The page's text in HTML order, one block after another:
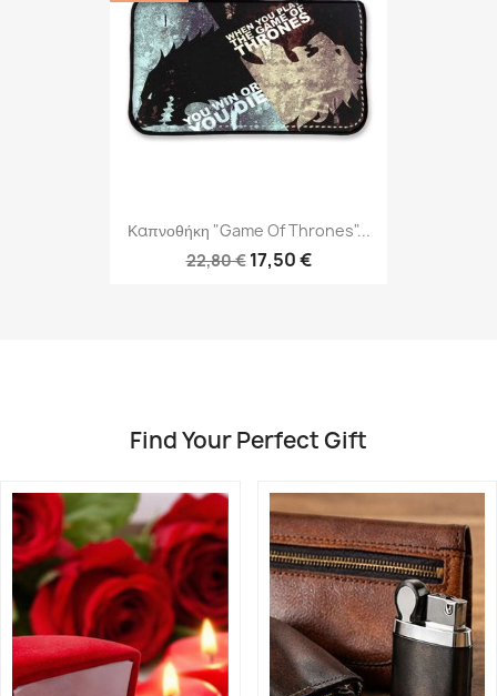
Καπνοθήκη "Game Of Thrones"...
22,80 € 17,50 €
Find Your Perfect Gift